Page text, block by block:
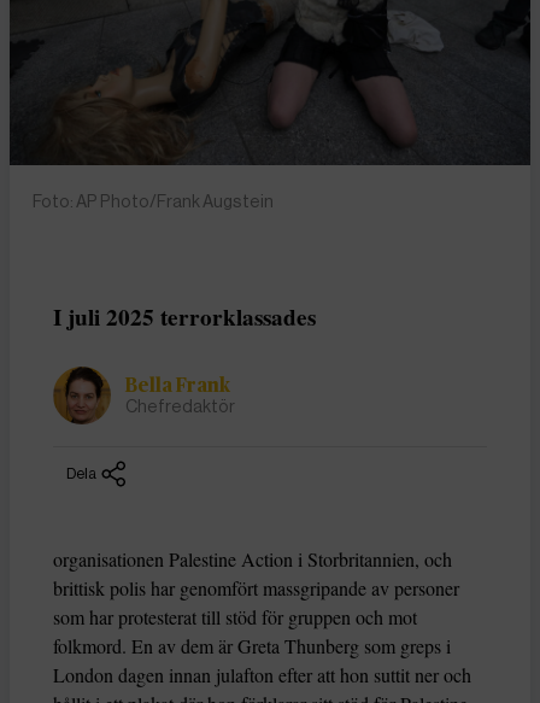
Foto: AP Photo/Frank Augstein
I juli 2025 terrorklassades
Bella Frank
Chefredaktör
Dela
organisationen Palestine Action i Storbritannien, och
brittisk polis har genomfört massgripande av personer
som har protesterat till stöd för gruppen och mot
folkmord. En av dem är Greta Thunberg som greps i
London dagen innan julafton efter att hon suttit ner och